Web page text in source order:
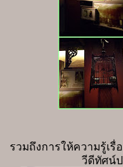
รวมถึงการให้ความรู้เรื่
วีดีทัศน์